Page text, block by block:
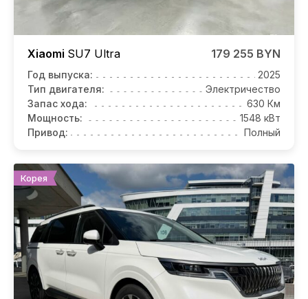
Xiaomi SU7 Ultra 179 255 BYN
Год выпуска:
2025
Тип двигателя:
Электричество
Запас хода:
630 Км
Мощность:
1548 кВт
Привод:
Полный
Корея